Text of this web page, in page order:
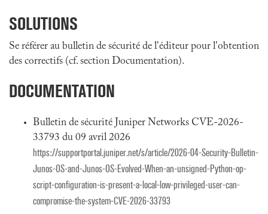
SOLUTIONS
Se référer au bulletin de sécurité de l'éditeur pour l'obtention
des correctifs (cf. section Documentation).
DOCUMENTATION
Bulletin de sécurité Juniper Networks CVE-2026-
33793 du 09 avril 2026
https://supportportal.juniper.net/s/article/2026-04-Security-Bulletin-
Junos-OS-and-Junos-OS-Evolved-When-an-unsigned-Python-op-
script-configuration-is-present-a-local-low-privileged-user-can-
compromise-the-system-CVE-2026-33793